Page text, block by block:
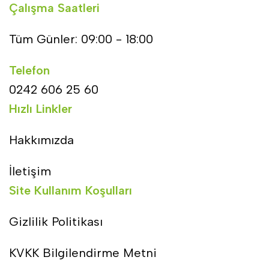
Çalışma Saatleri
Tüm Günler: 09:00 - 18:00
Telefon
0242 606 25 60
Hızlı Linkler
Hakkımızda
İletişim
Site Kullanım Koşulları
Gizlilik Politikası
KVKK Bilgilendirme Metni